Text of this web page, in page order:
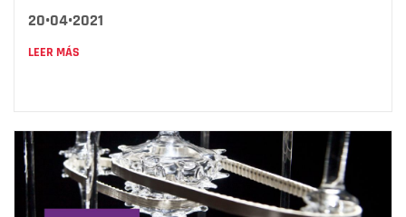
20•04•2021
LEER MÁS